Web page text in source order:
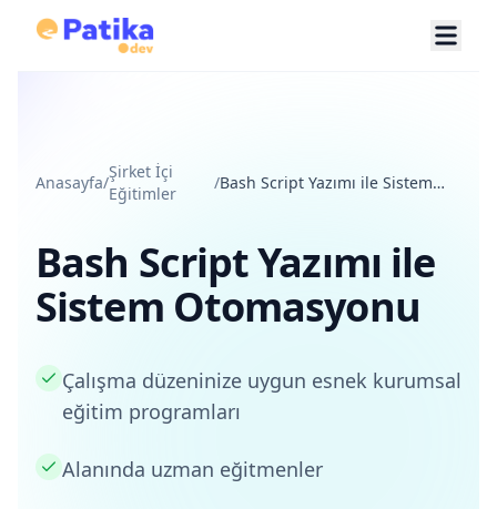
Anasayfa/
Şirket İçi
Eğitimler
/Bash Script Yazımı ile Sistem
Bash Script Yazımı ile
Sistem Otomasyonu
Çalışma düzeninize uygun esnek kurumsal
eğitim programları
Alanında uzman eğitmenler